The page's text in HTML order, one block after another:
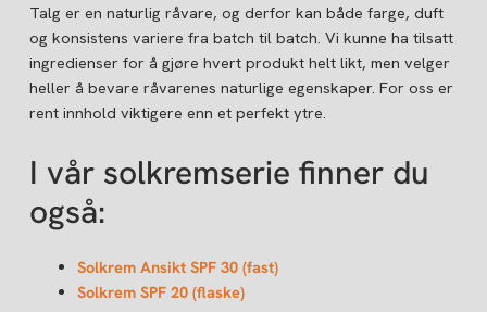
Talg er en naturlig råvare, og derfor kan både farge, duft
og konsistens variere fra batch til batch. Vi kunne ha tilsatt
ingredienser for å gjøre hvert produkt helt likt, men velger
heller å bevare råvarenes naturlige egenskaper. For oss er
rent innhold viktigere enn et perfekt ytre.
I vår solkremserie finner du
også:
Solkrem Ansikt SPF 30 (fast)
Solkrem SPF 20 (flaske)